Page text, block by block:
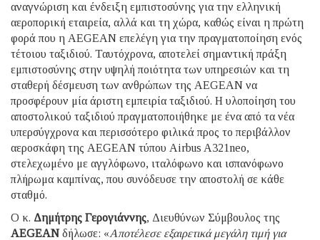
αναγνώριση και ένδειξη εμπιστοσύνης για την ελληνική
αεροπορική εταιρεία, αλλά και τη χώρα, καθώς είναι η πρώτη
φορά που η AEGEAN επελέγη για την πραγματοποίηση ενός
τέτοιου ταξιδιού. Ταυτόχρονα, αποτελεί σημαντική πράξη
εμπιστοσύνης στην υψηλή ποιότητα των υπηρεσιών και τη
σταθερή δέσμευση των ανθρώπων της AEGEAN να
προσφέρουν μία άριστη εμπειρία ταξιδιού. Η υλοποίηση του
αποστολικού ταξιδιού πραγματοποιήθηκε με ένα από τα νέα
υπερσύγχρονα και περισσότερο φιλικά προς το περιβάλλον
αεροσκάφη της AEGEAN τύπου Airbus A321neo,
στελεχωμένο με αγγλόφωνο, ιταλόφωνο και ισπανόφωνο
πλήρωμα καμπίνας, που συνόδευσε την αποστολή σε κάθε
σταθμό.
Ο κ. Δημήτρης Γερογιάννης, Διευθύνων Σύμβουλος της
AEGEAN δήλωσε: «Αποτέλεσε εξαιρετικά μεγάλη τιμή για